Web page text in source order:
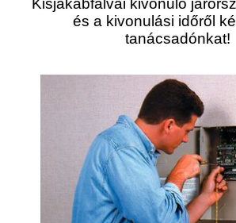
Kisjakabfalvai kivonuló
és a kivonulási időről
tanácsadónkat!